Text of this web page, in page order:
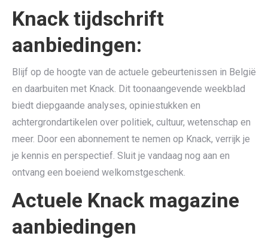
Knack tijdschrift
aanbiedingen:
Blijf op de hoogte van de actuele gebeurtenissen in België
en daarbuiten met Knack. Dit toonaangevende weekblad
biedt diepgaande analyses, opiniestukken en
achtergrondartikelen over politiek, cultuur, wetenschap en
meer. Door een abonnement te nemen op Knack, verrijk je
je kennis en perspectief. Sluit je vandaag nog aan en
ontvang een boeiend welkomstgeschenk.
Actuele Knack magazine
aanbiedingen